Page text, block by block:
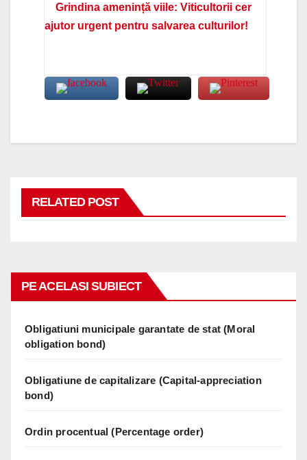
Grindina amenință viile: Viticultorii cer
ajutor urgent pentru salvarea culturilor!
RELATED POST
PE ACELASI SUBIECT
Obligatiuni municipale garantate de stat (Moral
obligation bond)
Obligatiune de capitalizare (Capital-appreciation
bond)
Ordin procentual (Percentage order)